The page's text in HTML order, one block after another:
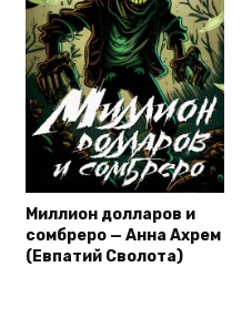
Миллион долларов и
сомбреро — Анна Ахрем
(Евпатий Сволота)